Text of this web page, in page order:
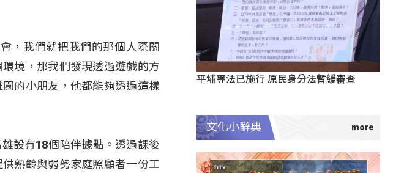
，我們就把我們的那個人際關
境，那我們發現透過遊戲的方
的小朋友，他都能夠透過這樣
設有18個陪伴據點。透過課後
熟齡與弱勢家庭照顧者一份工
平埔專法已施行 原民身分法暫緩審查
文化小辭典